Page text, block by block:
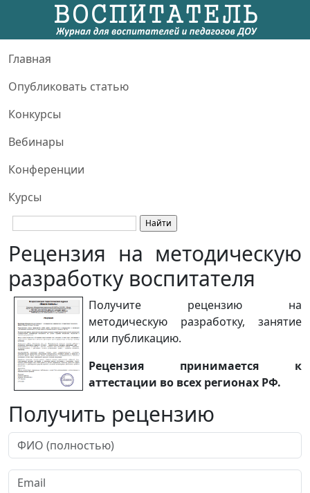
Главная
Опубликовать статью
Конкурсы
Вебинары
Конференции
Курсы
Рецензия на методическую
разработку воспитателя
Получите рецензию на
методическую разработку, занятие
или публикацию.
Рецензия принимается к
аттестации во всех регионах РФ.
Получить рецензию